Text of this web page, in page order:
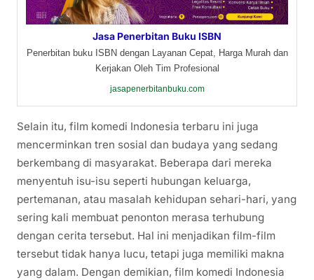
Jasa Penerbitan Buku ISBN
Penerbitan buku ISBN dengan Layanan Cepat, Harga Murah dan
Kerjakan Oleh Tim Profesional
jasapenerbitanbuku.com
Selain itu, film komedi Indonesia terbaru ini juga
mencerminkan tren sosial dan budaya yang sedang
berkembang di masyarakat. Beberapa dari mereka
menyentuh isu-isu seperti hubungan keluarga,
pertemanan, atau masalah kehidupan sehari-hari, yang
sering kali membuat penonton merasa terhubung
dengan cerita tersebut. Hal ini menjadikan film-film
tersebut tidak hanya lucu, tetapi juga memiliki makna
yang dalam. Dengan demikian, film komedi Indonesia